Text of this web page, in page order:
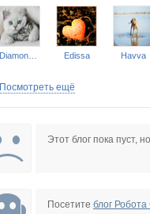
Edissa Havva
Олеся25
Посмотреть ещё
Этот блог пока пуст,
Посетите блог